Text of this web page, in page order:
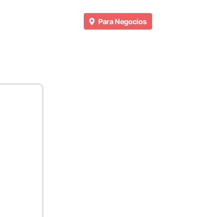
Para Negocios